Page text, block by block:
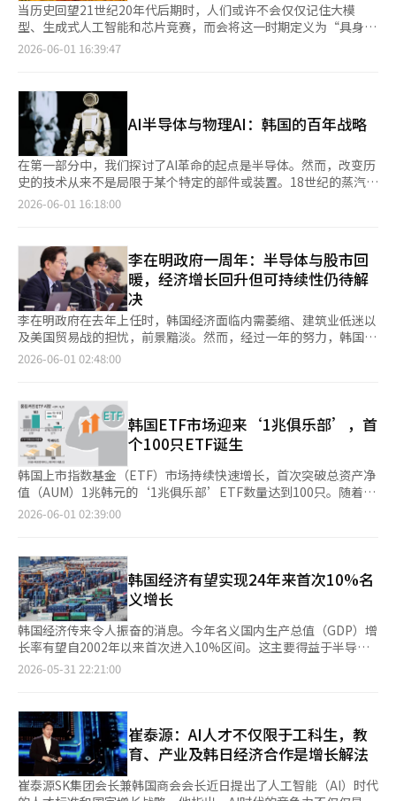
当历史回望21世纪20年代后期时，人们或许不会仅仅记住大模
型、生成式人工智能和芯片竞赛，而会将这一时期定义为“具身智
能（Physical AI）革命”的起点。 每一次改变人类文明进程的技
了现代工业社会；20世纪的互联网不仅是通信工具，更构建了全球
数字经济体系。今天的人工智能同样如此。AI芯片只是起点，而真
正决定未来世界格局的，将是AI如何走出屏幕、进入现实，并深度
重构整个产业体系。 这正是具身智能时代到来的意义。 过去几
年，人工智能主要存在于数字空间之中。它帮助人们撰写文稿、生
成图像、处理数据、回答问题。然而未来十年，AI将不再局限于虚
拟世界，而将成为机器人、自动驾驶汽车、智能工厂、智慧港口乃
至未来城市的“大脑”。人工智能将从“理解与生成”迈向“感知
变正在全球范围内加速发生。 美国科技企业正从大模型竞争全面
延伸至机器人、自动驾驶和工业自动化领域；芯片企业正在构建机
器人操作系统和数字孪生平台；汽车制造商则努力将汽车升级为移
动AI终端。正如智能手机定义了移动互联网时代一样，机器人和自
动驾驶汽车很可能成为未来AI时代最重要的终端设备。 在这场全球
竞赛中，韩国拥有独特而珍贵的战略优势。 与美国相比，韩国虽
然不具备全球主导性的互联网平台生态；与中国相比，也缺乏超大
规模内需市场。然而韩国同时拥有世界领先的半导体、汽车、造
存”的结构，使韩国成为全球少数能够完整承接具身智能革命的国
家之一。 造船业便是最典型的例证。韩国拥有全球领先的船舶建
造能力，但大量关键工序仍依赖高技能工人。未来，通过人工智
能、机器人与数字孪生技术的深度融合，船舶设计将实现智能优
化，焊接、喷涂、检测等工序将高度自动化，船舶甚至可以在建造
前于虚拟空间完成全生命周期验证。投入运营后，AI还能够实时分
析发动机状态、燃油效率和航行安全，实现持续优化。 届时，造
船业将不再只是传统制造业，而是高度数据化、智能化的未来产
能水平。一辆电动车所搭载的数千颗芯片和复杂的软件系统，正在
使汽车逐渐演变为移动计算平台。随着自动驾驶技术不断成熟，汽
车产业将从机械制造业转型为软件驱动产业。 对于韩国而言，这
不仅意味着产业升级，更意味着从“汽车出口国”向“未来移动出
行平台国家”的跃升。 与此同时，动力电池产业也将在AI时代获得
新的战略价值。 人工智能能够优化电池生产流程、提升能源利用
效率、预测设备寿命，并推动储能系统、智能电网和新能源生态的
业基础为其在下一轮竞争中赢得先机提供了坚实保障。 不仅如
此，物流、港口、农业等传统产业同样将因AI而发生根本性变化。
未来的港口将实现无人化运营，集装箱调度、仓储管理和运输路径
优化将由人工智能实时完成；未来农业将依靠无人农机、智能传感
器和农业大模型，实现精准种植和高效生产。对于面临人口老龄化
2026-06-01 16:39:47
AI半导体与物理AI：韩国的百年战略
在第一部分中，我们探讨了AI革命的起点是半导体。然而，改变历
史的技术从来不是局限于某个特定的部件或装置。18世纪的蒸汽机
不仅仅是简单的动力装置，它创造了铁路和工厂，引发了工业革
了电子商务和平台经济，将世界连接成一个网络。AI也是如此。今
天，全球关注生成型AI和半导体，但十年后，历史学家很可能将
2020年代后期记录为“物理AI革命的起点”。 迄今为止，AI主要
存在于屏幕上。人们与AI对话，撰写文档，生成图像。然而，这仅
仅是开始。未来，AI将走入现实世界，成为机器人、汽车、工厂和
城市。AI不再仅仅是回答问题的技术，而是实际移动、判断和行动
的技术。这就是物理AI。当AI开始超越数字空间，主导物理空间
时，人类将进入另一个工业革命。 最近，全球科技公司的动向象
争，向机器人、自动驾驶和工业自动化领域投入巨额资金。AI半导
体公司正在开发机器人操作系统和仿真平台，而汽车公司则将车辆
转变为巨大的AI平台。特斯拉正在将类人机器人Optimus培育为未
来的增长动力，美国主要科技公司正在加速开发工业机器人和物流
自动化系统。仅仅20年前，智能手机是互联网时代的核心终端，而
未来，机器人和自动驾驶汽车很可能成为AI时代的核心终端。 在这
一背景下，韩国处于一个非常独特的位置。美国在软件和平台方面
强大，中国则拥有庞大的内需市场和国家主导的投资能力。然而，
世界一流的造船业、汽车工业、电池产业、半导体产业和电子产
业。能够同时拥有世界顶尖的造船技术、最高水平的内存半导体、
全球领先的汽车生产能力和世界一流的电池企业的国家非常少。这
在物理AI时代将成为巨大的战略资产。 仅以造船业为例。目前，韩
国造船厂拥有世界一流的技术，但仍然依赖大量熟练工人。然而，
当AI与机器人技术结合时，情况将完全不同。在设计阶段，AI可以
分析数十万种设计方案，提出最佳方案；在生产阶段，焊接、涂装
和检验工序将由机器人完成。利用数字双胞胎技术，可以在实际建
船业将从简单的制造业演变为数据驱动的超精密产业。 汽车产业
同样如此。过去，汽车的竞争力在于发动机性能和燃油经济性。然
而，未来汽车的竞争力很可能由软件和AI决定。一辆电动车上装载
了数千个半导体，AI控制着车辆的运行。随着自动驾驶技术的发
展，汽车产业将从机械产业转变为软件产业。未来，汽车的智能判
2026-06-01 16:18:00
李在明政府一周年：半导体与股市回
暖，经济增长回升但可持续性仍待解
决
李在明政府在去年上任时，韩国经济面临内需萎缩、建筑业低迷以
及美国贸易战的担忧，前景黯淡。然而，经过一年的努力，韩国经
济展现出超出预期的复苏势头。借助半导体超级周期和人工智能
最显著的成就是增长率的回升。经济合作与发展组织（OECD）在
3月将韩国的增长率预期从2.1%下调至1.7%，以反映中东战争和
全球不确定性。然而，随着半导体行业的快速改善，韩国银行和韩
国开发研究院（KDI）等机构纷纷将增长率预期上调至2%中期。
预计在4日发布的OECD经济展望中，韩国的增长率预期也将被上
调。 出口成为经济复苏的核心动力。去年，韩国的出口额达到
7093亿美元，首次突破7000亿美元。今年，由于AI数据中心投资
的扩大和高带宽内存（HBM）需求的增加，半导体出口急剧增
美元。 资本市场也发生了变化。自政府上任以来，韩国综合股价
指数（KOSPI）突破8000点，创下历史新高，市值也大幅增加。政
府推动的资本市场现代化政策、国内市场回归账户（RIA）的引入
以及对半导体行业的乐观预期，提升了消除“韩国折扣”的希望。
根据第一季度的数据，经常账户也录得733亿美元的顺差，创下历
史最高水平。 政府通过积极的财政政策支持经济复苏。包括“战
争补充预算”在内的大规模财政投入，以及民生恢复消费券和高油
价救助金等措施，旨在刺激内需和支持弱势群体。同时，政府还扩
力。 然而，经济复苏的温暖是否已扩散至整个产业仍然存在疑
问。最近，国会预算政策处的报告显示，半导体生产能力指数在过
去五年中上升了80个百分点，而非半导体制造业的生产能力则下降
了14个百分点。这意味着，除半导体外的制造业和内需行业的复苏
相对乏力。 实际上，许多人认为经济感受依然冷淡。钢铁、石油
化工和建筑业仍未摆脱低迷，自营业者和小商户的困难也在持续。
2026-06-01 02:48:00
韩国ETF市场迎来‘1兆俱乐部’，首
个100只ETF诞生
韩国上市指数基金（ETF）市场持续快速增长，首次突破总资产净
值（AUM）1兆韩元的‘1兆俱乐部’ETF数量达到100只。随着股
市的繁荣，个人和机构资金大量涌入，ETF市场规模创历史新高。
只增加了36只，增长显著。 超大型ETF的增长趋势也十分明显。
总资产净值超过5兆韩元的ETF数量从去年年底的6只增加到现在的
16只。代表韩国股市的指数型ETF，以及美国主要指数、半导体和
分红相关产品的规模不断扩大，推动了市场的增长。 整个ETF市场
的规模也在迅速扩大。韩国ETF的总资产净值最近接近500兆韩
元，创下历史最高水平。由于国内投资者对ETF的偏好增加，加上
股市的上涨，市场增长速度进一步加快。 总资产排名前列的ETF增
长势头也十分明显。排名第一的KODEX 200的总资产净值较去年
过5兆韩元。尤其是第三名的TIGER半导体TOP10，受益于半导体
股的强劲表现，总资产净值从2兆8306亿韩元猛增至14兆5420亿
韩元，增长超过5倍。 今年以来，国内外股市的共同强劲表现被认
为是ETF市场扩大的关键背景。KOSPI指数较年初大幅上涨，美国
股市也持续强劲，导致国内和海外股票型ETF的资金流入均有所增
加。 最近，以单一股票为基础资产的高风险高收益产品也取得了
2026-06-01 02:39:00
韩国经济有望实现24年来首次10%名
义增长
韩国经济传来令人振奋的消息。今年名义国内生产总值（GDP）增
长率有望自2002年以来首次进入10%区间。这主要得益于半导体
出口价格上涨和出口表现良好，推动了韩国经济的名义规模。韩国
家庭债务比率和国家债务比率的降低。如果今年名义GDP增长
10%，家庭债务比率可能降至80%以下。若增长达到12%至
13%，则政府设定的2030年目标80%水平将更快实现。这无疑是
一个积极信号。家庭债务和国家债务一直是压制韩国经济的两个负
担。家庭债务抑制消费并加剧金融不安，而国家债务则成为未来世
2026-05-31 22:21:00
崔泰源：AI人才不仅限于工科生，教
育、产业及韩日经济合作是增长解法
崔泰源SK集团会长兼韩国商会会长近日提出了人工智能（AI）时代